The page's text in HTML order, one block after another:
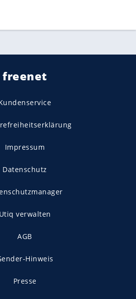
freenet
Impressum
Datenschutz
Utiq verwalten
AGB
Hinweis
Presse